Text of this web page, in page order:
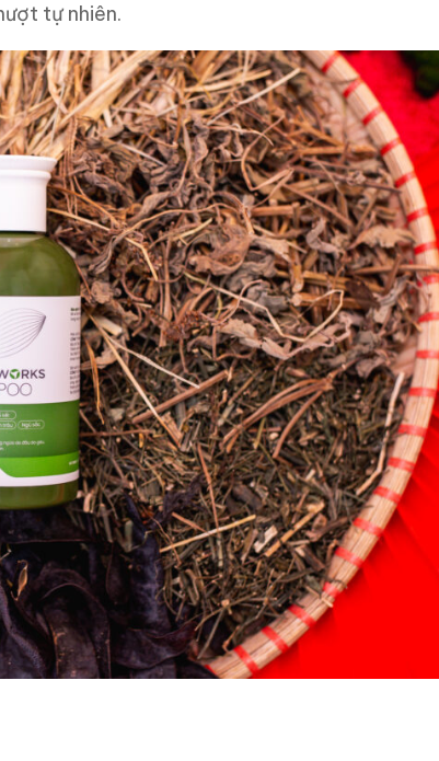
tự nhiên.